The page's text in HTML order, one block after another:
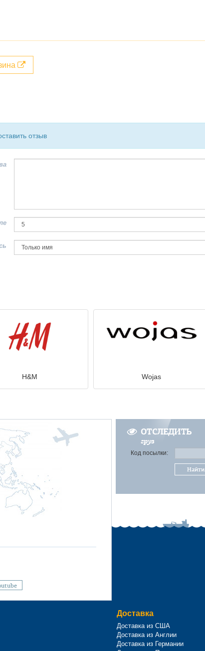
отзыв
H&M Wojas
ОТСЛЕДИТЬ
груз
Код посылки:
Найти
Доставка
Доставка из США
Доставка из Англии
Доставка из Германии